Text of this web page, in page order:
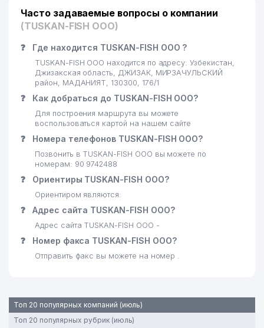
Часто задаваемые вопросы о компании
(TUSKAN-FISH ООО)
❓ Где находится TUSKAN-FISH ООО ?
TUSKAN-FISH ООО находится по адресу: Узбекистан,
Джизакская область, ДЖИЗАК, МИРЗАЧУЛЬСКИЙ
район, МАДАНИЯТ, 130300, 176/1
❓ Как добраться до TUSKAN-FISH ООО?
Для построения маршрута вы можете
воспользоваться картой на нашем сайте
❓ Номера телефонов TUSKAN-FISH ООО?
Позвонить в TUSKAN-FISH ООО вы можете по
номерам: 90 9742488
❓ Ориентиры TUSKAN-FISH ООО?
Ориентиром являются:
❓ Адрес сайта TUSKAN-FISH ООО?
Адрес сайта TUSKAN-FISH ООО -
❓ Номер факса TUSKAN-FISH ООО?
Отправить факс вы можете на номер .
Топ 20 популярных компаний (июль)
Топ 20 популярных рубрик (июль)